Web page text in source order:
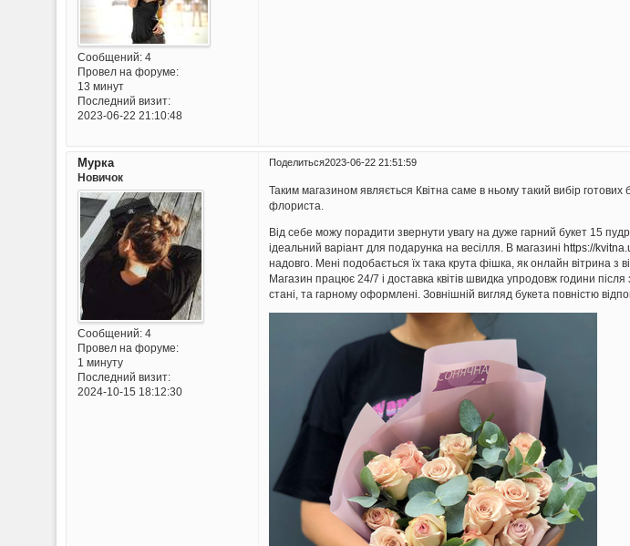
Сообщений:4
Провел на форуме:
13 минут
Последний визит:
2023-06-22 21:10:48
Поделиться2023-06-22 21:51:59
Мурка
Новичок
Сообщений:4
Провел на форуме:
1 минуту
Последний визит:
2024-10-15 18:12:30
Таким магазином являється Квітна саме в ньому такий вибір
флориста.
Від себе можу порадити звернути увагу на дуже гарний букет 15
ідеальний варіант для подарунка на весілля. В магазиніhttps://
надовго. Мені подобається їх така крута фішка, як онлайн вітрина з
Магазин працює 24/7 і доставка квітів швидка упродовж години
стані, та гарному оформлені. Зовнішній вигляд букета повністю